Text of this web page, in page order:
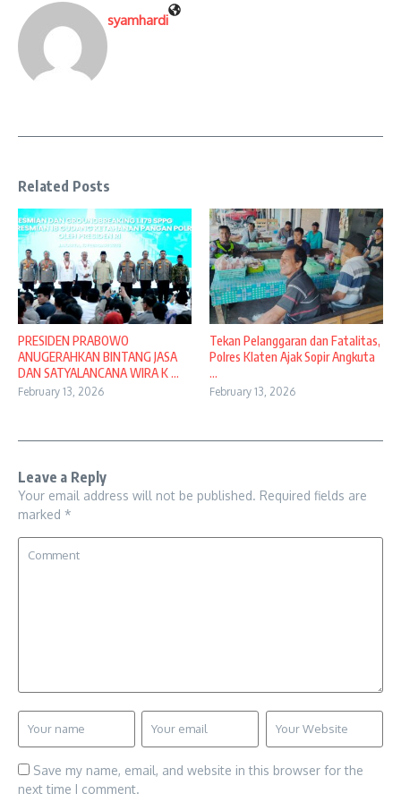
syamhardi
Related Posts
PRESIDEN PRABOWO
ANUGERAHKAN BINTANG JASA
DAN SATYALANCANA WIRA K ...
February 13, 2026
Tekan Pelanggaran dan Fatalitas,
Polres Klaten Ajak Sopir Angkuta
...
February 13, 2026
Leave a Reply
Your email address will not be published. Required fields are
marked *
Save my name, email, and website in this browser for the
next time I comment.